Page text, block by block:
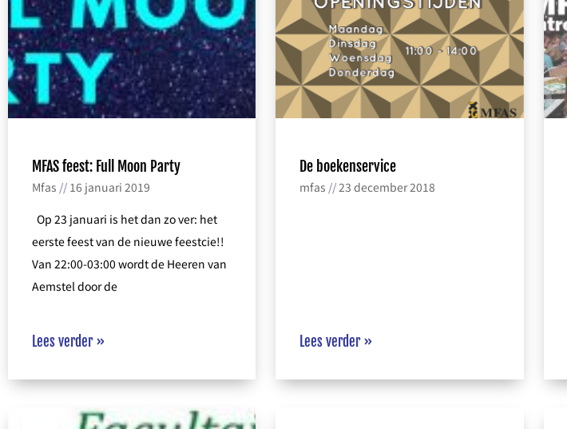
MFAS feest: Full Moon Party
Mfas
16 januari 2019
Op 23 januari is het dan zo ver: het
eerste feest van de nieuwe feestcie!!
Van 22:00-03:00 wordt de Heeren van
Aemstel door de
Lees verder »
De boekenservice
mfas 23 december 2018
Lees verder »